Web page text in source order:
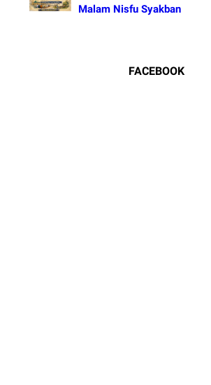
Malam Nisfu Syakban
FACEBOOK